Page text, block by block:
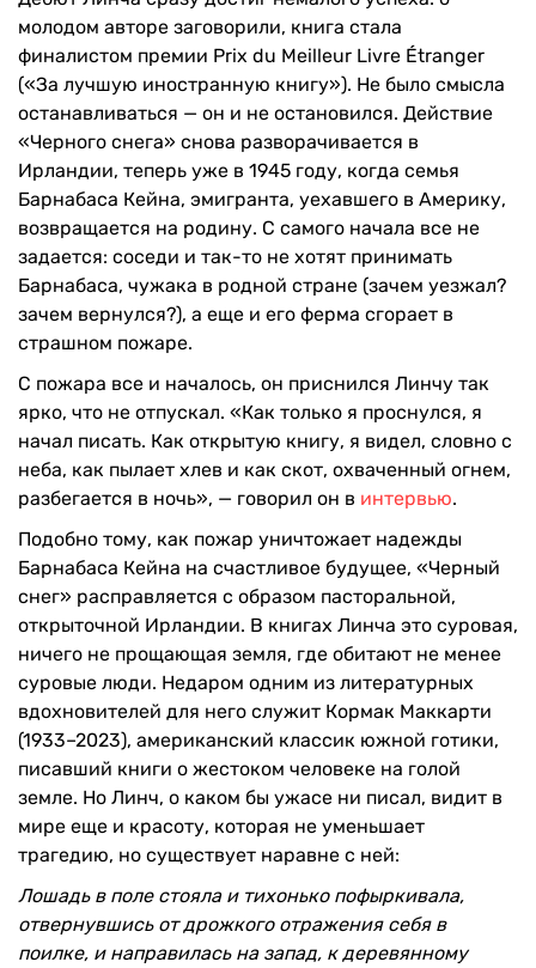
молодом авторе заговорили, книга стала
финалистом премии Prix du Meilleur Livre Étranger
(«За лучшую иностранную книгу»). Не было смысла
останавливаться — он и не остановился. Действие
«Черного снега» снова разворачивается в
Ирландии, теперь уже в 1945 году, когда семья
Барнабаса Кейна, эмигранта, уехавшего в Америку,
возвращается на родину. С самого начала все не
задается: соседи и так-то не хотят принимать
Барнабаса, чужака в родной стране (зачем уезжал?
зачем вернулся?), а еще и его ферма сгорает в
страшном пожаре.
С пожара все и началось, он приснился Линчу так
ярко, что не отпускал. «Как только я проснулся, я
начал писать. Как открытую книгу, я видел, словно с
неба, как пылает хлев и как скот, охваченный огнем,
разбегается в ночь», — говорил он в интервью.
Подобно тому, как пожар уничтожает надежды
Барнабаса Кейна на счастливое будущее, «Черный
снег» расправляется с образом пасторальной,
открыточной Ирландии. В книгах Линча это суровая,
ничего не прощающая земля, где обитают не менее
суровые люди. Недаром одним из литературных
вдохновителей для него служит Кормак Маккарти
(1933–2023), американский классик южной готики,
писавший книги о жестоком человеке на голой
земле. Но Линч, о каком бы ужасе ни писал, видит в
мире еще и красоту, которая не уменьшает
трагедию, но существует наравне с ней:
Лошадь в поле стояла и тихонько пофыркивала,
отвернувшись от дрожкого отражения себя в
поилке, и направилась на запад, к деревянному